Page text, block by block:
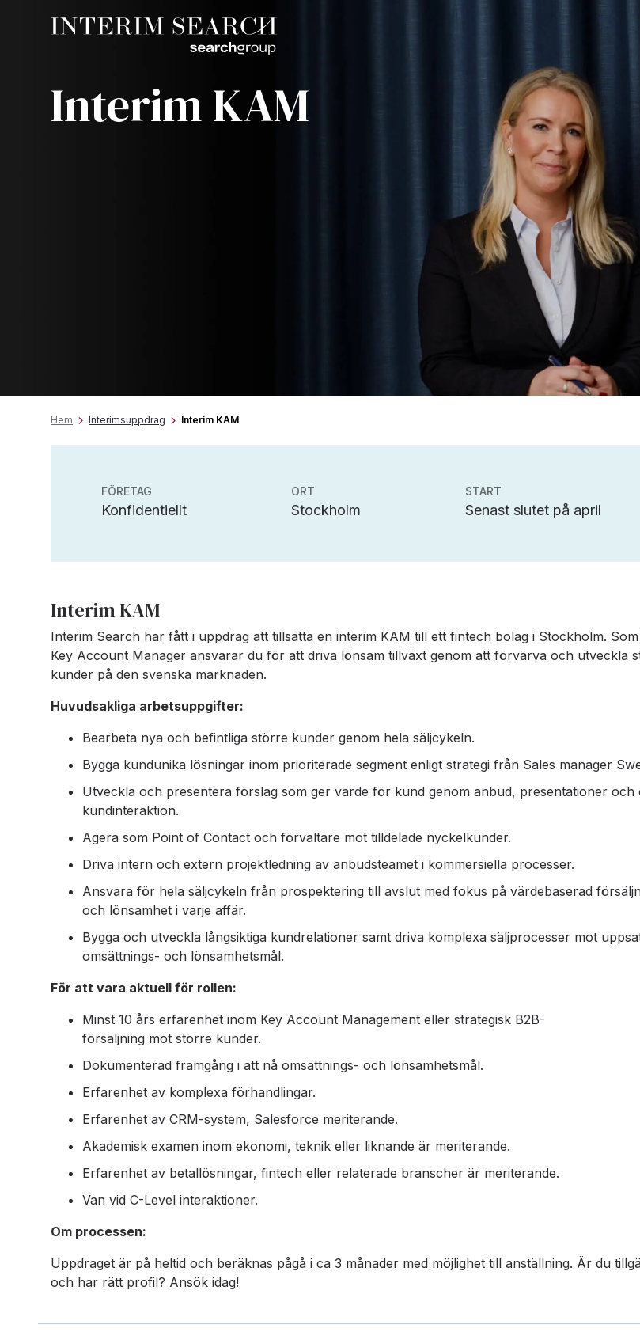
Interim KAM
Hem Interimsuppdrag Interim KAM
FÖRETAG
Konfidentiellt
ORT
Stockholm
START
Senast slutet på april
Interim KAM
Interim Search har fått i uppdrag att tillsätta en interim KAM till ett fintech bolag i Stockholm.
Key Account Manager ansvarar du för att driva lönsam tillväxt genom att förvärva och utveckla
kunder på den svenska marknaden.
Huvudsakliga arbetsuppgifter:
Bearbeta nya och befintliga större kunder genom hela säljcykeln.
Bygga kundunika lösningar inom prioriterade segment enligt strategi från Sales manager
Utveckla och presentera förslag som ger värde för kund genom anbud, presentationer och
kundinteraktion.
Agera som Point of Contact och förvaltare mot tilldelade nyckelkunder.
Driva intern och extern projektledning av anbudsteamet i kommersiella processer.
Ansvara för hela säljcykeln från prospektering till avslut med fokus på värdebaserad
och lönsamhet i varje affär.
Bygga och utveckla långsiktiga kundrelationer samt driva komplexa säljprocesser mot
omsättnings- och lönsamhetsmål.
För att vara aktuell för rollen:
Minst 10 års erfarenhet inom Key Account Management eller strategisk B2B-
försäljning mot större kunder.
Dokumenterad framgång i att nå omsättnings- och lönsamhetsmål.
Erfarenhet av komplexa förhandlingar.
Erfarenhet av CRM-system, Salesforce meriterande.
Akademisk examen inom ekonomi, teknik eller liknande är meriterande.
Erfarenhet av betallösningar, fintech eller relaterade branscher är meriterande.
Van vid C-Level interaktioner.
Om processen:
Uppdraget är på heltid och beräknas pågå i ca 3 månader med möjlighet till anställning. Är du
och har rätt profil? Ansök idag!